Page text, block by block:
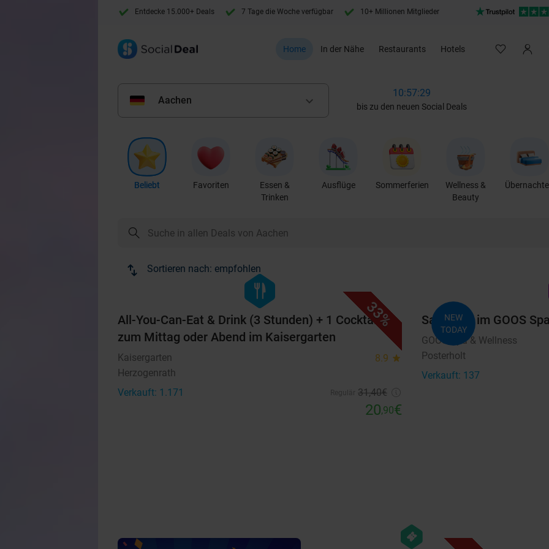
Entdecke 15.000+ Deals 7 Tage die Woche verfügbar 10+ Millionen Mitglieder
Home In der Nähe Restaurants Hotels
Aachen keyboard_arrow_down
10:57:28
bis zu den neuen Social Deals
Beliebt Favoriten
Essen &
Trinken
Ausflüge Sommerferien
Wellness &
Beauty
Sortieren nach: empfohlen
33%
hexagon
food
All-You-Can-Eat & Drink (3 Stunden) + 1 Cocktail
zum Mittag oder Abend im Kaisergarten
Kaisergarten 8.9 star
Herzogenrath
Verkauft: 1.171
31,40€
20,90€
NEW
TODAY
Saunatag im GOOS
GOOS Spa & Wellness
Posterholt
Verkauft: 137
hexagon
events